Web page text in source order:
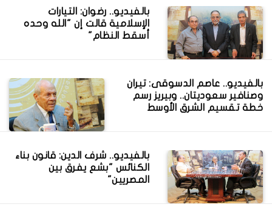
بالفيديو.. رضوان: التيارات
الإسلامية قالت إن "الله وحده
أسقط النظام"
بالفيديو.. عاصم الدسوقى: تيران
وصنافير سعوديتان.. وبيريز رسم
خطة تقسيم الشرق الأوسط
بالفيديو.. شرف الدين: قانون بناء
الكنائس "بشع يفرق بين
المصريين"